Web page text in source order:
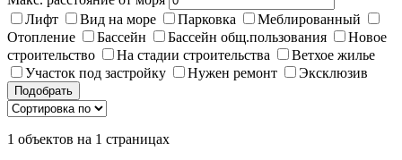
Лифт
Вид на море Парковка
Меблированный
Отопление
Бассейн Бассейн общ.пользования
Новое
строительство
На стадии строительства
Ветхое жилье
Участок под застройку
Нужен ремонт Эксклюзив
Подобрать
1 объектов на 1 страницах